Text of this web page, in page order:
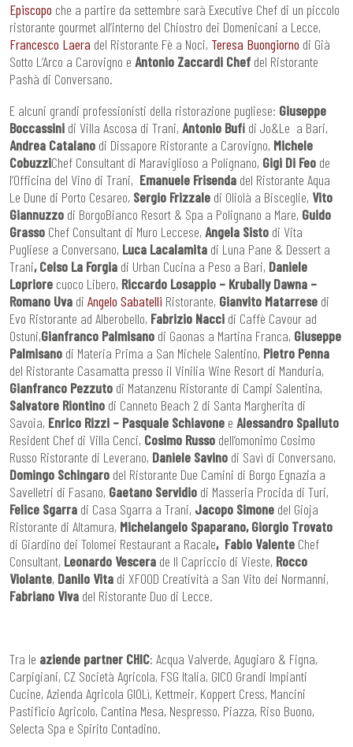
Episcopo che a partire da settembre sarà Executive Chef di un piccolo
ristorante gourmet all’interno del Chiostro dei Domenicani a Lecce,
Francesco Laera del Ristorante Fè a Noci, Teresa Buongiorno di Già
Sotto L’Arco a Carovigno e Antonio Zaccardi Chef del Ristorante
Pashà di Conversano.
E alcuni grandi professionisti della ristorazione pugliese: Giuseppe
Boccassini di Villa Ascosa di Trani, Antonio Bufi di Jo&Le a Bari,
Andrea Catalano di Dissapore Ristorante a Carovigno, Michele
CobuzziChef Consultant di Maraviglioso a Polignano, Gigi Di Feo de
l’Officina del Vino di Trani, Emanuele Frisenda del Ristorante Aqua
Le Dune di Porto Cesareo, Sergio Frizzale di Oliolà a Bisceglie, Vito
Giannuzzo di BorgoBianco Resort & Spa a Polignano a Mare, Guido
Grasso Chef Consultant di Muro Leccese, Angela Sisto di Vita
Pugliese a Conversano, Luca Lacalamita di Luna Pane & Dessert a
Trani, Celso La Forgia di Urban Cucina a Peso a Bari, Daniele
Lopriore cuoco Libero, Riccardo Losappio – Krubally Dawna –
Romano Uva di Angelo Sabatelli Ristorante, Gianvito Matarrese di
Evo Ristorante ad Alberobello, Fabrizio Nacci di Caffè Cavour ad
Ostuni,Gianfranco Palmisano di Gaonas a Martina Franca, Giuseppe
Palmisano di Materia Prima a San Michele Salentino, Pietro Penna
del Ristorante Casamatta presso il Vinilia Wine Resort di Manduria,
Gianfranco Pezzuto di Matanzenu Ristorante di Campi Salentina,
Salvatore Riontino di Canneto Beach 2 di Santa Margherita di
Savoia, Enrico Rizzi – Pasquale Schiavone e Alessandro Spalluto
Resident Chef di Villa Cenci, Cosimo Russo dell’omonimo Cosimo
Russo Ristorante di Leverano, Daniele Savino di Savì di Conversano,
Domingo Schingaro del Ristorante Due Camini di Borgo Egnazia a
Savelletri di Fasano, Gaetano Servidio di Masseria Procida di Turi,
Felice Sgarra di Casa Sgarra a Trani, Jacopo Simone del Gioja
Ristorante di Altamura, Michelangelo Spaparano, Giorgio Trovato
di Giardino dei Tolomei Restaurant a Racale, Fabio Valente Chef
Consultant, Leonardo Vescera de Il Capriccio di Vieste, Rocco
Violante, Danilo Vita di XFOOD Creatività a San Vito dei Normanni,
Fabriano Viva del Ristorante Duo di Lecce.
Tra le aziende partner CHIC: Acqua Valverde, Agugiaro & Figna,
Carpigiani, CZ Società Agricola, FSG Italia, GICO Grandi Impianti
Cucine, Azienda Agricola GIOLì, Kettmeir, Koppert Cress, Mancini
Pastificio Agricolo, Cantina Mesa, Nespresso, Piazza, Riso Buono,
Selecta Spa e Spirito Contadino.